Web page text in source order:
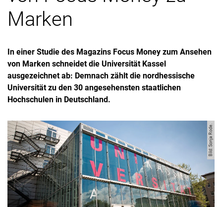
Marken
In einer Studie des Magazins Focus Money zum Ansehen
von Marken schneidet die Universität Kassel
ausgezeichnet ab: Demnach zählt die nordhessische
Universität zu den 30 angesehensten staatlichen
Hochschulen in Deutschland.
Bild: Sonja Rode.